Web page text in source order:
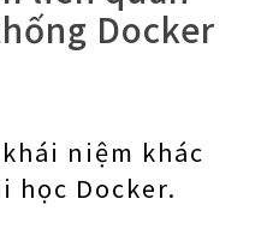
Docker
niệm khác
học Docker.